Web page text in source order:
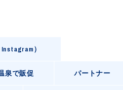
）
泉で販促 パートナー